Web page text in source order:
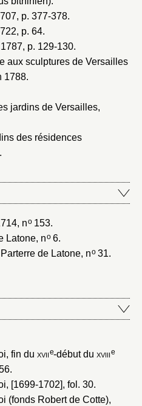
, p. 377-378.
, p. 64.
, p. 129-130.
aux sculptures de Versailles
1788.
jardins de Versailles,
des résidences
, no153.
Latone, no6.
de Latone, no31.
fin du xviie-début du xviiie
[1699-1702], fol. 30.
(fonds Robert de Cotte),